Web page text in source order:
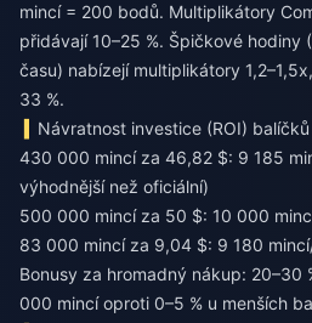
mincí = 200 bodů. Multiplikátory
přidávají 10–25 %. Špičkové hodiny
času) nabízejí multiplikátory
33 %.
Návratnost investice (ROI) balíčků
430 000 mincí za 46,82 $: 9 185
výhodnější než oficiální)
500 000 mincí za 50 $: 10 000
83 000 mincí za 9,04 $: 9 180
Bonusy za hromadný nákup: 20–30
000 mincí oproti 0–5 % u menších